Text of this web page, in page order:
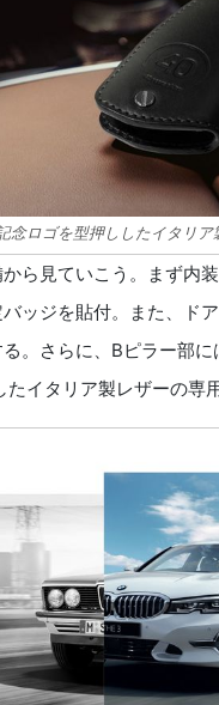
ロゴを型押ししたイタリア
ら見ていこう。まず内
ッジを貼付。また、ド
。さらに、Bピラー部
イタリア製レザーの専